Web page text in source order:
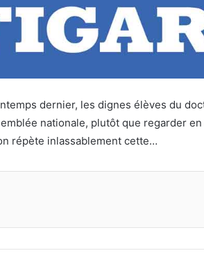
dernier, les dignes élèves du
nationale, plutôt que regarder
répète inlassablement cette…